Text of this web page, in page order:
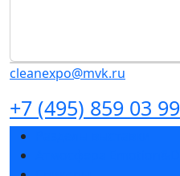
cleanexpo@mvk.ru
+7 (495) 859 03 99